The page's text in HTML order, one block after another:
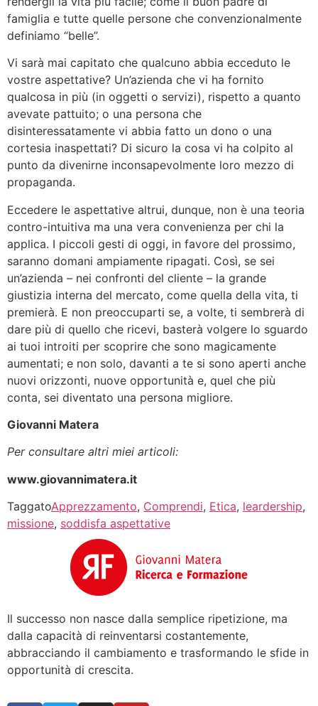
famiglia e tutte quelle persone che convenzionalmente
definiamo “belle”.
Vi sarà mai capitato che qualcuno abbia ecceduto le
vostre aspettative? Un’azienda che vi ha fornito
qualcosa in più (in oggetti o servizi), rispetto a quanto
avevate pattuito; o una persona che
disinteressatamente vi abbia fatto un dono o una
cortesia inaspettati? Di sicuro la cosa vi ha colpito al
punto da divenirne inconsapevolmente loro mezzo di
propaganda.
Eccedere le aspettative altrui, dunque, non è una teoria
contro-intuitiva ma una vera convenienza per chi la
applica. I piccoli gesti di oggi, in favore del prossimo,
saranno domani ampiamente ripagati. Così, se sei
un’azienda – nei confronti del cliente – la grande
giustizia interna del mercato, come quella della vita, ti
premierà. E non preoccuparti se, a volte, ti sembrerà di
dare più di quello che ricevi, basterà volgere lo sguardo
ai tuoi introiti per scoprire che sono magicamente
aumentati; e non solo, davanti a te si sono aperti anche
nuovi orizzonti, nuove opportunità e, quel che più
conta, sei diventato una persona migliore.
Giovanni Matera
Per consultare altri miei articoli:
www.giovannimatera.it
TaggatoApprezzamento, Comprendi, Etica, leardership,
missione, soddisfa aspettative
Il successo non nasce dalla semplice ripetizione, ma
dalla capacità di reinventarsi costantemente,
abbracciando il cambiamento e trasformando le sfide in
opportunità di crescita.